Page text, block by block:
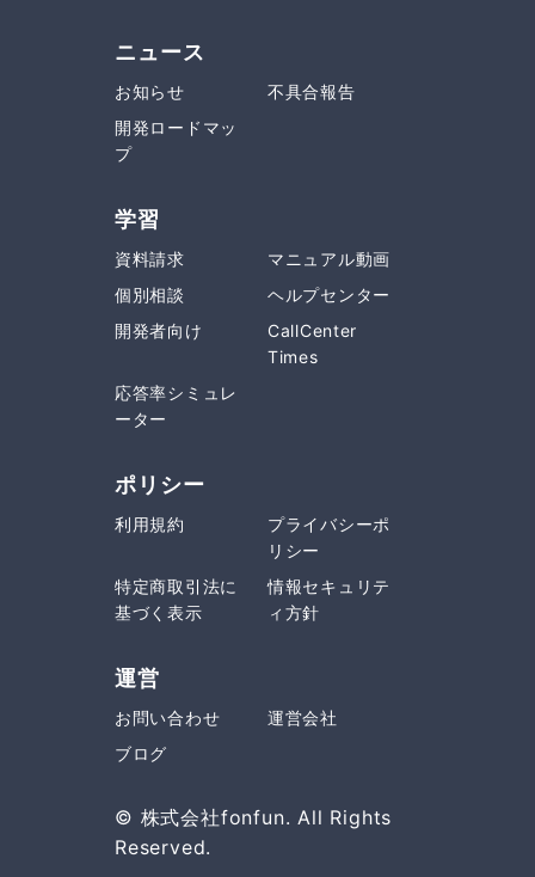
ニュース
お知らせ
不具合報告
開発ロードマッ
プ
学習
資料請求
マニュアル動画
個別相談
ヘルプセンター
開発者向け
CallCenter
Times
応答率シミュレ
ーター
ポリシー
利用規約
プライバシーポ
リシー
特定商取引法に
基づく表示
情報セキュリテ
ィ方針
運営
お問い合わせ
運営会社
ブログ
© 株式会社fonfun. All Rights
Reserved.